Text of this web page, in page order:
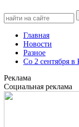
Главная
Новости
Разное
Со 2 сентября в
Реклама
Социальная реклама